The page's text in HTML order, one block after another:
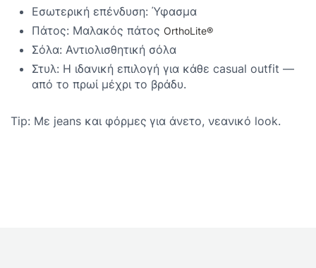
Εσωτερική επένδυση: Ύφασμα
Πάτος: Μαλακός πάτος OrthoLite®
Σόλα: Αντιολισθητική σόλα
Στυλ: Η ιδανική επιλογή για κάθε casual outfit —
από το πρωί μέχρι το βράδυ.
Tip: Με jeans και φόρμες για άνετο, νεανικό look.